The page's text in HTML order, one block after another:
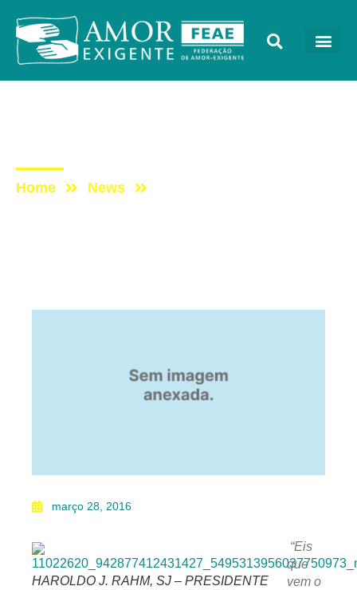
Home News
março 28, 2016
HAROLDO J. RAHM, SJ – PRESIDENTE
“Eis
que
vem o